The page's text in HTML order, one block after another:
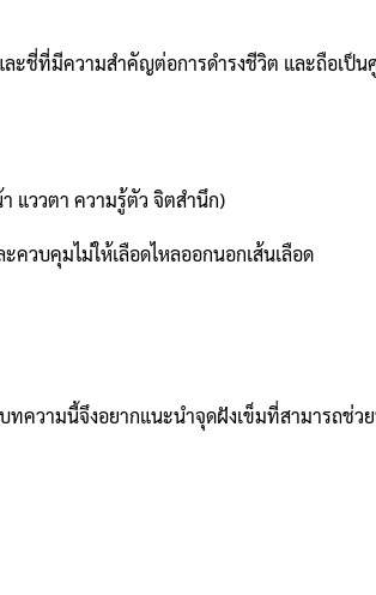
ละชี่ที่มีความสำคัญต่อการดำรงชีวิต และถือเป็น
แววตา ความรู้ตัว จิตสำนึก)
วบคุมไม่ให้เลือดไหลออกนอกเส้นเลือด
ความนี้จึงอยากแนะนำจุดฝังเข็มที่สามารถช่ว